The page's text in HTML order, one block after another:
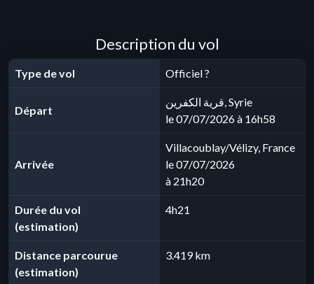
Description du vol
Type de vol Officiel ?
Départ
قرية الكفرين, Syrie
le 07/07/2026 à 16h58
Arrivée
Villacoublay/Vélizy, France
le 07/07/2026
à 21h20
Durée du vol
(estimation)
4h21
Distance parcourue
(estimation)
3.419 km